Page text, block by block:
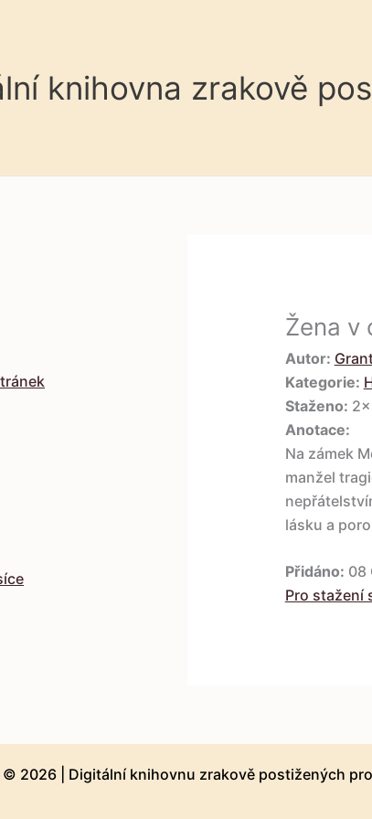
knihovna zrakově
Žena v
Autor:
Kategorie:
Staženo: 2×
Anotace:
Na zámek
manžel
lásku a
Přidáno: 08
Pro stažení
2026 | Digitální knihovnu zrakově postižených